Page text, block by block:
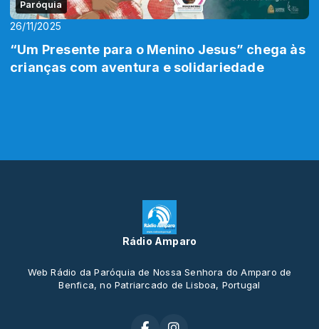
Paróquia
26/11/2025
“Um Presente para o Menino Jesus” chega às
crianças com aventura e solidariedade
Rádio Amparo
Web Rádio da Paróquia de Nossa Senhora do Amparo de
Benfica, no Patriarcado de Lisboa, Portugal